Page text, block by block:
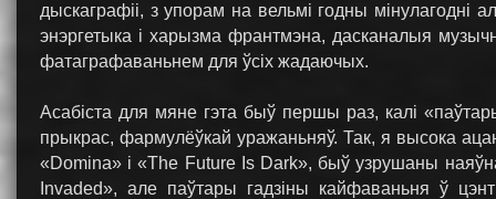
дыскаграфіі, з упорам на вельмі годны
энэргетыка і харызма франтмэна, дасканалыя
фатаграфаваньнем для ўсіх жадаючых.
Асабіста для мяне гэта быў першы раз, калі
прыкрас, фармулёўкай уражаньняў. Так, я высока
«Domina» і «The Future Is Dark», быў узрушаны
Invaded», але паўтары гадзіны кайфаваньня ў